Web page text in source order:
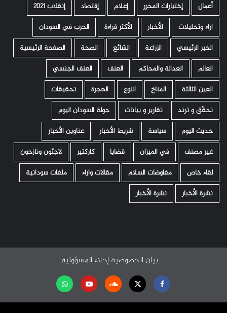
أعمال
إختيارات المحرر إعلام إقتصاد
إنقلاب 2021
اراء وتحليلات
الأخبار الأكثر قراءة
الحرب في السودان
الخبر الرئيسي
الزراعة الشائع الصحة
الصفحة الرئيسية
العالم
العدالة والمحاكم العنف
العنف الجنسي
العين الثالثة
المناخ النوع الهجرة
تحقيقات
تحقّق و ترند
تقارير و بيانات
جولة السودان اليوم
حديث اليوم
سياسة شريط الأخبار
عناوين الأخبار
غير مصنف
في الميزان قضايا كاركتير
لاجئون ونازحون
لقاء خاص
مفاوضات السلام مقالات واراء
ملفات سودانية
نشرة الأخبار
نشرة الأخبار
بيان الخصوصية إخلاء المسؤولية
Facebook
Twitter
Soundcloud
Youtubeتابعنا